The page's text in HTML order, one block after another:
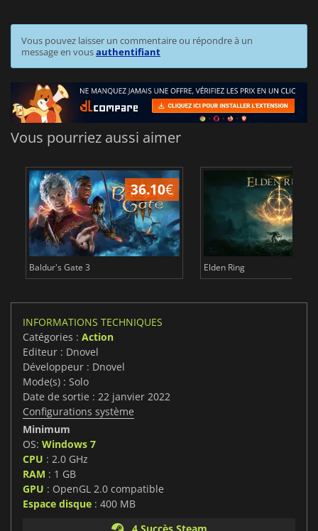
Vous pouvez laisser un commentaire ou répondre à un
message en vousauthentifiant
Vous pourriez aussi aimer
36.10€
Baldur's Gate 3 Elden Ring
INFORMATIONS TECHNIQUES
Catégories : Action
Editeur : Dnovel
Développeur : Dnovel
Mode(s) : Solo
Date de sortie : 22 janvier 2022
Configurations système
Minimum
OS: Windows 7
CPU : 2.0 GHz
RAM : 1 GB
GPU : OpenGL 2.0 compatible
Espace disque : 400 MB